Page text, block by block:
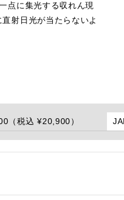
点に集光する収れん現
射日光が当たらないよ
（税込 ¥20,900）